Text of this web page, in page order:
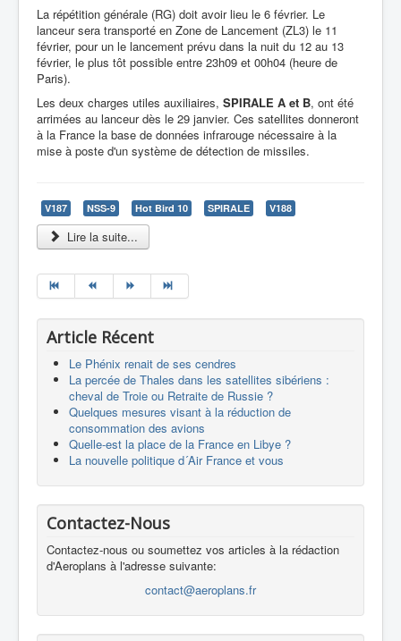
La répétition générale (RG) doit avoir lieu le 6 février. Le
lanceur sera transporté en Zone de Lancement (ZL3) le 11
février, pour un le lancement prévu dans la nuit du 12 au 13
février, le plus tôt possible entre 23h09 et 00h04 (heure de
Paris).
Les deux charges utiles auxiliaires, SPIRALE A et B, ont été
arrimées au lanceur dès le 29 janvier. Ces satellites donneront
à la France la base de données infrarouge nécessaire à la
mise à poste d'un système de détection de missiles.
V187 NSS-9 Hot Bird 10 SPIRALE V188
Lire la suite...
Article Récent
Le Phénix renait de ses cendres
La percée de Thales dans les satellites sibériens :
cheval de Troie ou Retraite de Russie ?
Quelques mesures visant à la réduction de
consommation des avions
Quelle-est la place de la France en Libye ?
La nouvelle politique d´Air France et vous
Contactez-Nous
Contactez-nous ou soumettez vos articles à la rédaction
d'Aeroplans à l'adresse suivante:
contact@aeroplans.fr